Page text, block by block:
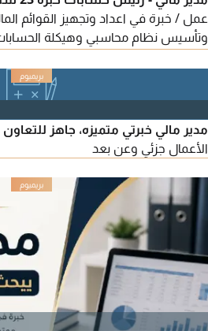
عمل / خبرة في اعداد وتجهيز القوائم
وتأسيس نظام محاسبي وهيكلة
والزكوية / وضع الخطط التطويرية
مدير مالي خبرتي متميزه، جاهز
الأعمال جزئي وعن بعد